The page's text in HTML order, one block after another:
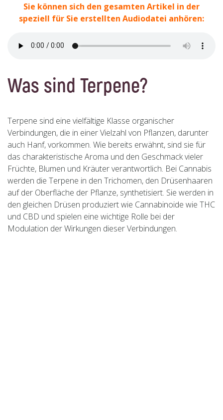
Sie können sich den gesamten Artikel in der
speziell für Sie erstellten Audiodatei anhören:
Was sind Terpene?
Terpene sind eine vielfältige Klasse organischer
Verbindungen, die in einer Vielzahl von Pflanzen, darunter
auch Hanf, vorkommen. Wie bereits erwähnt, sind sie für
das charakteristische Aroma und den Geschmack vieler
Früchte, Blumen und Kräuter verantwortlich. Bei Cannabis
werden die Terpene in den Trichomen, den Drüsenhaaren
auf der Oberfläche der Pflanze, synthetisiert. Sie werden in
den gleichen Drüsen produziert wie Cannabinoide wie THC
und CBD und spielen eine wichtige Rolle bei der
Modulation der Wirkungen dieser Verbindungen.